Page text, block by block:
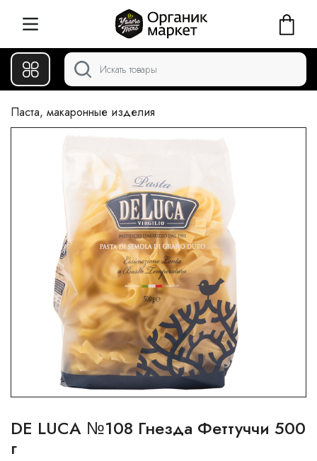
Паста, макаронные изделия
DE LUCA №108 Гнезда Феттуччи 500
г